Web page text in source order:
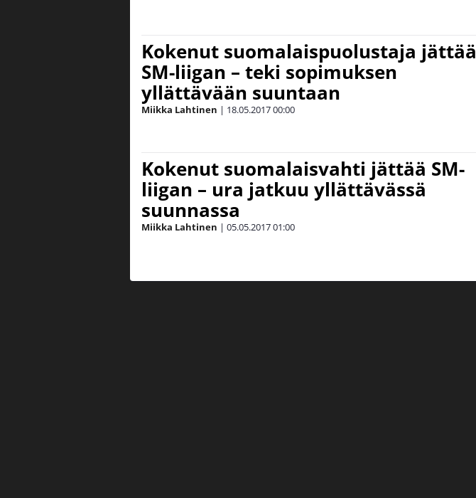
Kokenut suomalaispuolustaja jättää
SM-liigan – teki sopimuksen
yllättävään suuntaan
Miikka Lahtinen | 18.05.201700:00
Kokenut suomalaisvahti jättää SM-
liigan – ura jatkuu yllättävässä
suunnassa
Miikka Lahtinen | 05.05.201701:00